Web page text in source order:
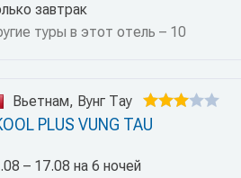
завтрак
туры в этот отель – 10
Вьетнам, Вунг Тау
PLUS VUNG TAU
– 17.08 на 6 ночей